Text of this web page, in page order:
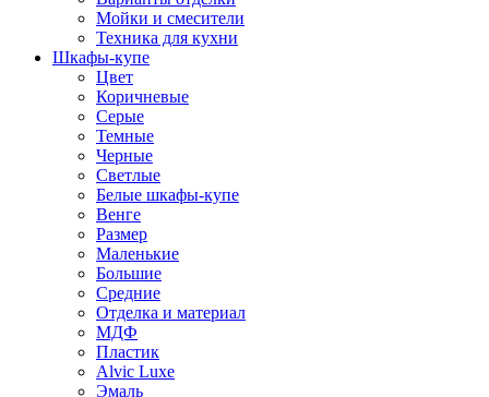
Мойки и смесители
Техника для кухни
Шкафы-купе
Цвет
Коричневые
Серые
Темные
Черные
Светлые
Белые шкафы-купе
Венге
Размер
Маленькие
Большие
Средние
Отделка и материал
МДФ
Пластик
Alvic Luxe
Эмаль